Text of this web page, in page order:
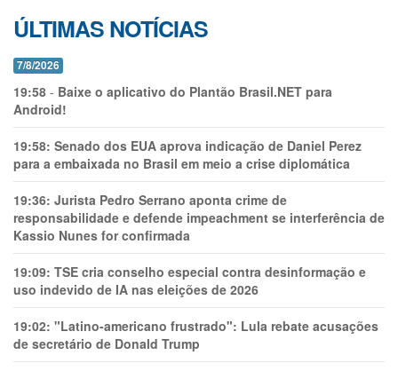
ÚLTIMAS NOTÍCIAS
7/8/2026
19:58 - Baixe o aplicativo do Plantão Brasil.NET para
Android!
19:58: Senado dos EUA aprova indicação de Daniel Perez
para a embaixada no Brasil em meio a crise diplomática
19:36: Jurista Pedro Serrano aponta crime de
responsabilidade e defende impeachment se interferência de
Kassio Nunes for confirmada
19:09: TSE cria conselho especial contra desinformação e
uso indevido de IA nas eleições de 2026
19:02: "Latino-americano frustrado": Lula rebate acusações
de secretário de Donald Trump